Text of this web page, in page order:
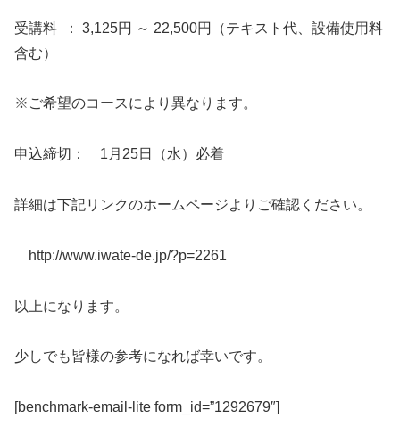
受講料 ： 3,125円 ～ 22,500円（テキスト代、設備使用料
含む）
※ご希望のコースにより異なります。
申込締切： 1月25日（水）必着
詳細は下記リンクのホームページよりご確認ください。
http://www.iwate-de.jp/?p=2261
以上になります。
少しでも皆様の参考になれば幸いです。
[benchmark-email-lite form_id=”1292679″]